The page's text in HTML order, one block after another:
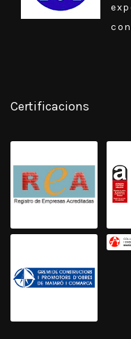
Certificacions